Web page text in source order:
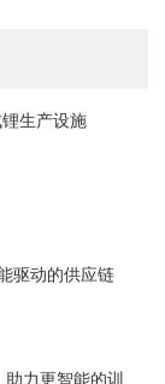
生产设施
驱动的供应链
力更智能的训